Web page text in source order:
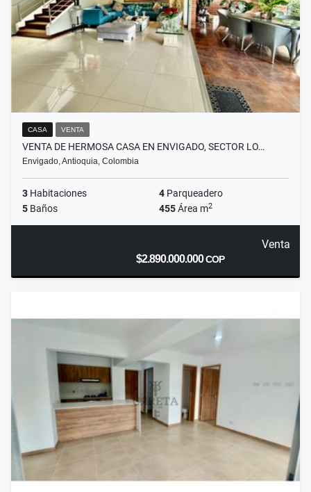
CASA VENTA
VENTA DE HERMOSA CASA EN ENVIGADO, SECTOR LO…
Envigado, Antioquia, Colombia
3 Habitaciones 4 Parqueadero
5 Baños 455Área m2
Venta
$2.890.000.000COP